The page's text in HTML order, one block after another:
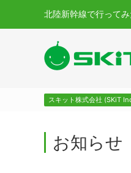
北陸新幹線で行って
スキット株式会社 (SKiT
お知らせ